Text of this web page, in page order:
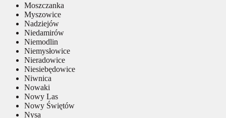
Moszczanka
Myszowice
Nadziejów
Niedamirów
Niemodlin
Niemysłowice
Nieradowice
Niesiebędowice
Niwnica
Nowaki
Nowy Las
Nowy Świętów
Nysa